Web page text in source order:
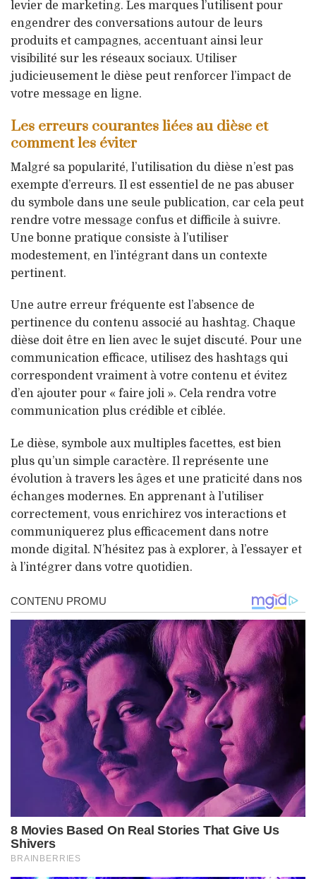
levier de marketing. Les marques l’utilisent pour
engendrer des conversations autour de leurs
produits et campagnes, accentuant ainsi leur
visibilité sur les réseaux sociaux. Utiliser
judicieusement le dièse peut renforcer l’impact de
votre message en ligne.
Les erreurs courantes liées au dièse et
comment les éviter
Malgré sa popularité, l’utilisation du dièse n’est pas
exempte d’erreurs. Il est essentiel de ne pas abuser
du symbole dans une seule publication, car cela peut
rendre votre message confus et difficile à suivre.
Une bonne pratique consiste à l’utiliser
modestement, en l’intégrant dans un contexte
pertinent.
Une autre erreur fréquente est l’absence de
pertinence du contenu associé au hashtag. Chaque
dièse doit être en lien avec le sujet discuté. Pour une
communication efficace, utilisez des hashtags qui
correspondent vraiment à votre contenu et évitez
d’en ajouter pour « faire joli ». Cela rendra votre
communication plus crédible et ciblée.
Le dièse, symbole aux multiples facettes, est bien
plus qu’un simple caractère. Il représente une
évolution à travers les âges et une praticité dans nos
échanges modernes. En apprenant à l’utiliser
correctement, vous enrichirez vos interactions et
communiquerez plus efficacement dans notre
monde digital. N’hésitez pas à explorer, à l’essayer et
à l’intégrer dans votre quotidien.